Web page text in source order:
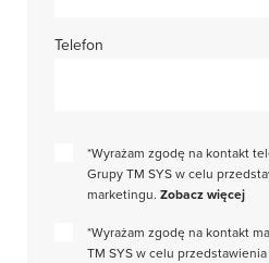
Telefon
*Wyrażam zgodę na kontakt
Grupy TM SYS w celu
marketingu. Zobacz więcej
*Wyrażam zgodę na kontakt
TM SYS w celu